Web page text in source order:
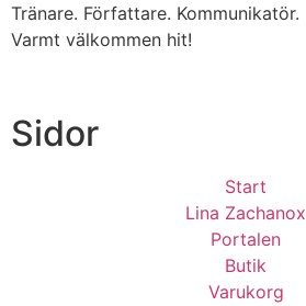
Tränare. Författare. Kommunikatör.
Varmt välkommen hit!
Sidor
Start
Lina Zachanox
Portalen
Butik
Varukorg